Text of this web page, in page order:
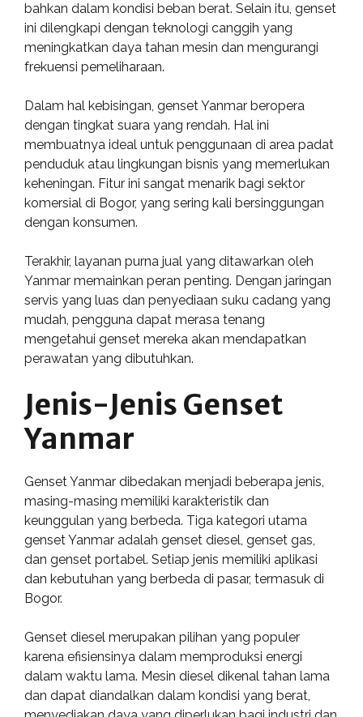
bahkan dalam kondisi beban berat. Selain itu, genset
ini dilengkapi dengan teknologi canggih yang
meningkatkan daya tahan mesin dan mengurangi
frekuensi pemeliharaan.
Dalam hal kebisingan, genset Yanmar beropera
dengan tingkat suara yang rendah. Hal ini
membuatnya ideal untuk penggunaan di area padat
penduduk atau lingkungan bisnis yang memerlukan
keheningan. Fitur ini sangat menarik bagi sektor
komersial di Bogor, yang sering kali bersinggungan
dengan konsumen.
Terakhir, layanan purna jual yang ditawarkan oleh
Yanmar memainkan peran penting. Dengan jaringan
servis yang luas dan penyediaan suku cadang yang
mudah, pengguna dapat merasa tenang
mengetahui genset mereka akan mendapatkan
perawatan yang dibutuhkan.
Jenis-Jenis Genset
Yanmar
Genset Yanmar dibedakan menjadi beberapa jenis,
masing-masing memiliki karakteristik dan
keunggulan yang berbeda. Tiga kategori utama
genset Yanmar adalah genset diesel, genset gas,
dan genset portabel. Setiap jenis memiliki aplikasi
dan kebutuhan yang berbeda di pasar, termasuk di
Bogor.
Genset diesel merupakan pilihan yang populer
karena efisiensinya dalam memproduksi energi
dalam waktu lama. Mesin diesel dikenal tahan lama
dan dapat diandalkan dalam kondisi yang berat,